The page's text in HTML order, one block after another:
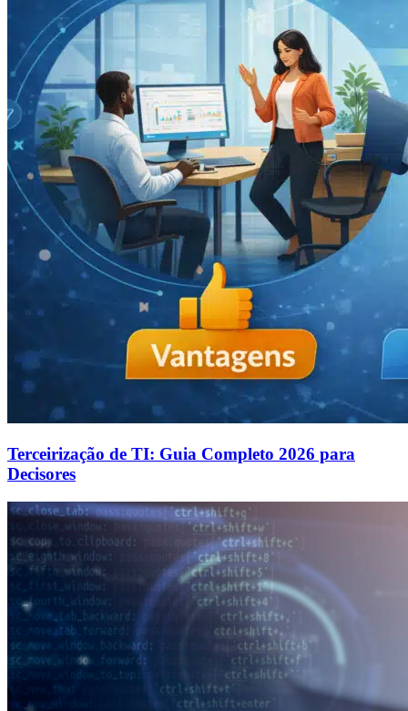
Terceirização de TI: Guia Completo 2026 para
Decisores